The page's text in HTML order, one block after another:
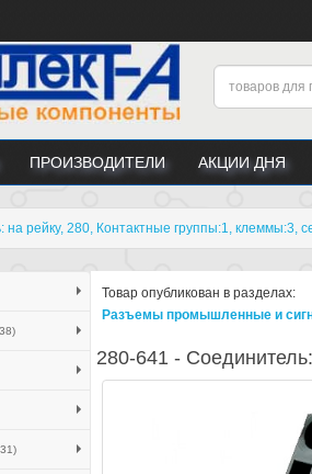
ПРОИЗВОДИТЕЛИ АКЦИИ ДНЯ
рейку, 280, Контактные группы:1, клеммы:3,
Товар опубликован в разделах:
Разъемы промышленные и
280-641 -